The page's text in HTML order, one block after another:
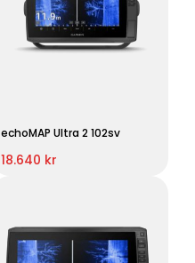
echoMAP Ultra 2 102sv
18.640 kr